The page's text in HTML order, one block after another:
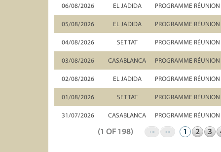
06/08/2026 EL JADIDA PROGRAMME
05/08/2026 EL JADIDA PROGRAMME
04/08/2026 SETTAT PROGRAMME
03/08/2026 CASABLANCA PROGRAMME
02/08/2026 EL JADIDA PROGRAMME
01/08/2026 SETTAT PROGRAMME
31/07/2026 CASABLANCA PROGRAMME
(1 OF 198) 1 2 3